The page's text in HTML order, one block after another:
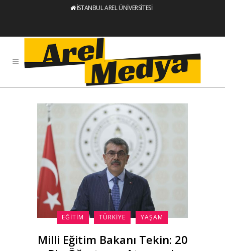
İSTANBUL AREL ÜNİVERSİTESİ
EĞITIM TÜRKIYE YAŞAM
Milli Eğitim Bakanı Tekin: 20